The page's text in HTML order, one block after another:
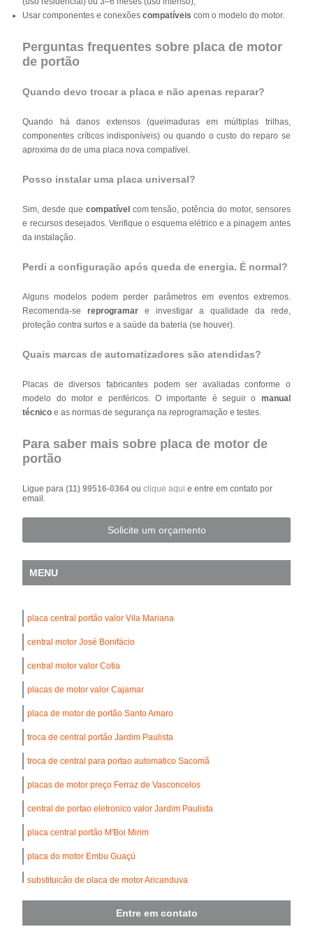
Usar componentes e conexõescompatíveis com o modelo do motor.
Perguntas frequentes sobre placa de motor
de portão
Quando devo trocar a placa e não apenas reparar?
Quando há danos extensos (queimaduras em múltiplas trilhas,
componentes críticos indisponíveis) ou quando o custo do reparo se
aproxima do de uma placa nova compatível.
Posso instalar uma placa universal?
Sim, desde que compatívelcom tensão, potência do motor, sensores
e recursos desejados. Verifique o esquema elétrico e a pinagem antes
da instalação.
Perdi a configuração após queda de energia. É normal?
Alguns modelos podem perder parâmetros em eventos extremos.
Recomenda-sereprogramar e investigar a qualidade da rede,
proteção contra surtos e a saúde da bateria (se houver).
Quais marcas de automatizadores são atendidas?
Placas de diversos fabricantes podem ser avaliadas conforme o
modelo do motor e periféricos. O importante é seguir o manual
técnico e as normas de segurança na reprogramação e testes.
Para saber mais sobre placa de motor de
portão
Ligue para(11) 99516-0364ouclique aqui e entre em contato por
email.
Solicite um orçamento
MENU
placa central portão valor Vila Mariana
central motor José Bonifácio
central motor valor Cotia
placas de motor valor Cajamar
placa de motor de portão Santo Amaro
troca de central portão Jardim Paulista
troca de central para portao automatico Sacomã
placas de motor preço Ferraz de Vasconcelos
central de portao eletronico valor Jardim Paulista
placa central portão M'Boi Mirim
placa do motor Embu Guaçú
substituição de placa de motor Aricanduva
central de portao eletronico São Mateus
central portão eletronico valor Vila Butantã
Entre em contato